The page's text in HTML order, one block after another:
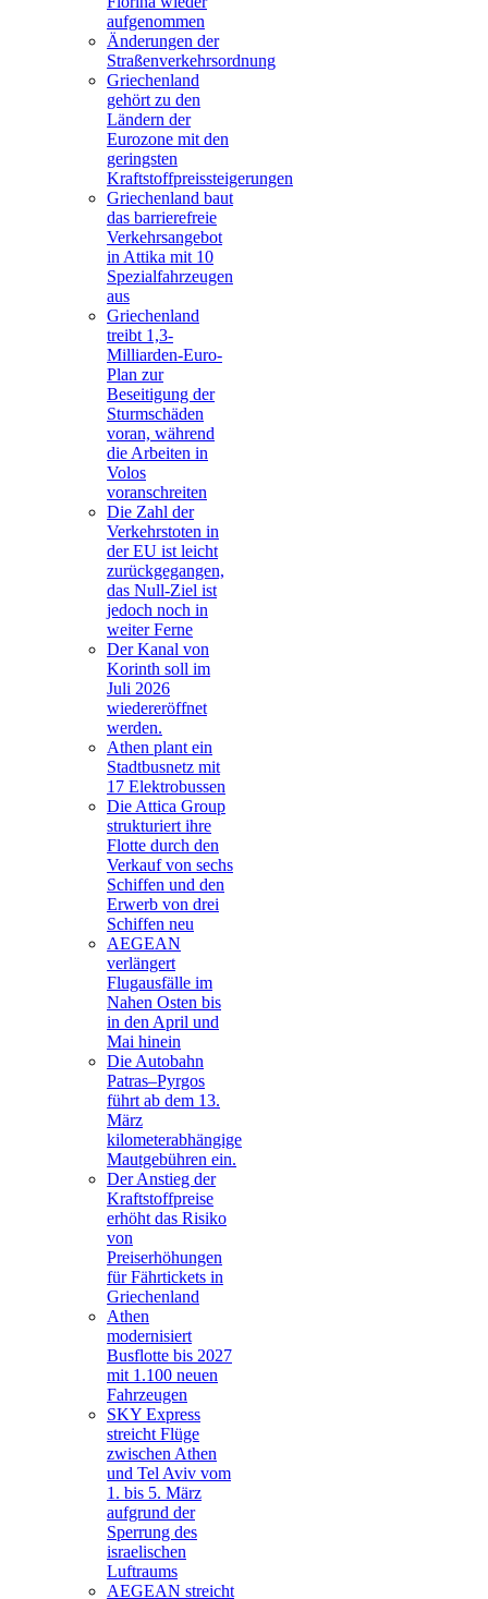
aufgenommen
Änderungen der
Straßenverkehrsordnung
Griechenland
gehört zu den
Ländern der
Eurozone mit den
geringsten
Kraftstoffpreissteigerungen
Griechenland baut
das barrierefreie
Verkehrsangebot
in Attika mit 10
Spezialfahrzeugen
aus
Griechenland
treibt 1,3-
Milliarden-Euro-
Plan zur
Beseitigung der
Sturmschäden
voran, während
die Arbeiten in
Volos
voranschreiten
Die Zahl der
Verkehrstoten in
der EU ist leicht
zurückgegangen,
das Null-Ziel ist
jedoch noch in
weiter Ferne
Der Kanal von
Korinth soll im
Juli 2026
wiedereröffnet
werden.
Athen plant ein
Stadtbusnetz mit
17 Elektrobussen
Die Attica Group
strukturiert ihre
Flotte durch den
Verkauf von sechs
Schiffen und den
Erwerb von drei
Schiffen neu
AEGEAN
verlängert
Flugausfälle im
Nahen Osten bis
in den April und
Mai hinein
Die Autobahn
Patras–Pyrgos
führt ab dem 13.
März
kilometerabhängige
Mautgebühren ein.
Der Anstieg der
Kraftstoffpreise
erhöht das Risiko
von
Preiserhöhungen
für Fährtickets in
Griechenland
Athen
modernisiert
Busflotte bis 2027
mit 1.100 neuen
Fahrzeugen
SKY Express
streicht Flüge
zwischen Athen
und Tel Aviv vom
1. bis 5. März
aufgrund der
Sperrung des
israelischen
Luftraums
AEGEAN streicht